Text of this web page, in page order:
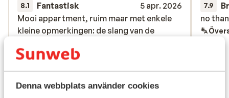
Denna webbplats använder cookies
8.1 Fantastisk
5 apr. 2026
Mooi appartment, ruim maar met enkele
kleine opmerkingen: de slang van de
waardoor er veel water weg liep langs
werkte. Maar wel een appartement waar
Mooi appartment, ruim maar met enkele
kleine opmerkingen: de slang van de
waardoor er veel water weg liep langs
werkte. Maar wel een appartement...mer
7.9
no
no